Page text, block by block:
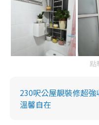
點
230呎公屋靚裝修超強
溫馨自在